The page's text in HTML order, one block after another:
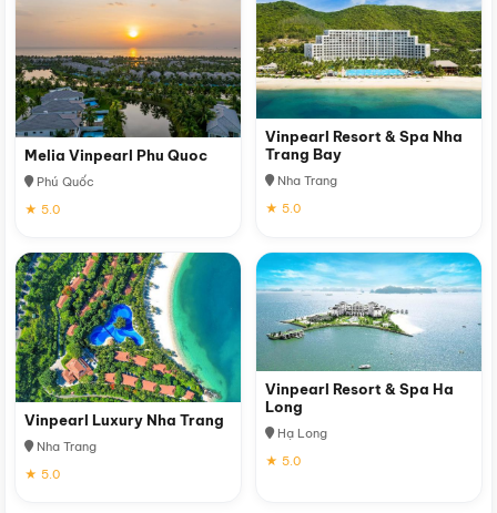
Melia Vinpearl Phu Quoc
Phú Quốc
★ 5.0
Vinpearl Resort & Spa Nha
Trang Bay
Nha Trang
★ 5.0
Vinpearl Luxury Nha Trang
Nha Trang
★ 5.0
Vinpearl Resort & Spa Ha
Long
Hạ Long
★ 5.0